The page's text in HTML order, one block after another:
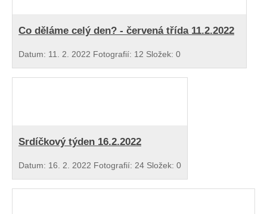
Co děláme celý den? - červená třída 11.2.2022
Datum: 11. 2. 2022 Fotografií: 12 Složek: 0
Srdíčkový týden 16.2.2022
Datum: 16. 2. 2022 Fotografií: 24 Složek: 0